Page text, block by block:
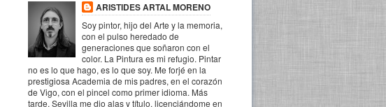
ARISTIDES ARTAL MORENO
Soy pintor, hijo del Arte y la memoria,
con el pulso heredado de
generaciones que soñaron con el
color. La Pintura es mi refugio. Pintar
no es lo que hago, es lo que soy. Me forjé en la
prestigiosa Academia de mis padres, en el corazón
de Vigo, con el pincel como primer idioma. Más
tarde, Sevilla me dio alas y título, licenciándome en